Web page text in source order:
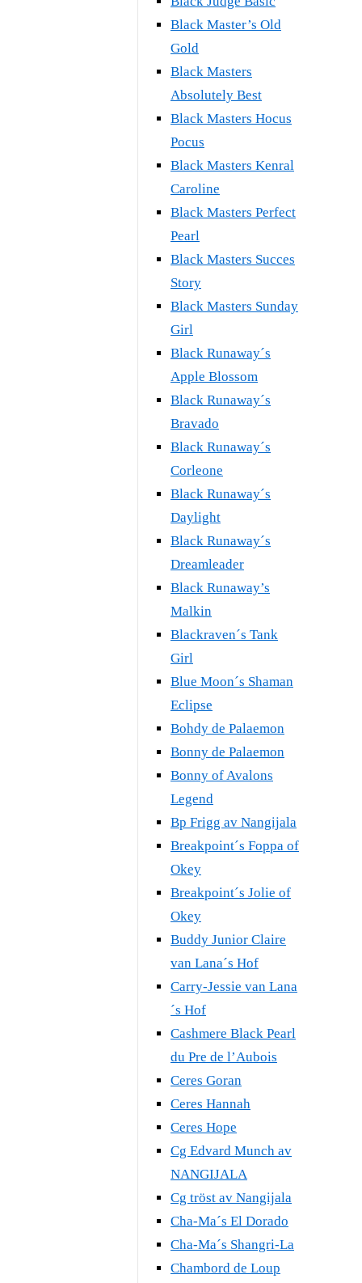
Black Master’s Old
Gold
Black Masters
Absolutely Best
Black Masters Hocus
Pocus
Black Masters Kenral
Caroline
Black Masters Perfect
Pearl
Black Masters Succes
Story
Black Masters Sunday
Girl
Black Runaway´s
Apple Blossom
Black Runaway´s
Bravado
Black Runaway´s
Corleone
Black Runaway´s
Daylight
Black Runaway´s
Dreamleader
Black Runaway’s
Malkin
Blackraven´s Tank
Girl
Blue Moon´s Shaman
Eclipse
Bohdy de Palaemon
Bonny de Palaemon
Bonny of Avalons
Legend
Bp Frigg av Nangijala
Breakpoint´s Foppa of
Okey
Breakpoint´s Jolie of
Okey
Buddy Junior Claire
van Lana´s Hof
Carry-Jessie van Lana
´s Hof
Cashmere Black Pearl
du Pre de l’Aubois
Ceres Goran
Ceres Hannah
Ceres Hope
Cg Edvard Munch av
NANGIJALA
Cg tröst av Nangijala
Cha-Ma´s El Dorado
Cha-Ma´s Shangri-La
Chambord de Loup